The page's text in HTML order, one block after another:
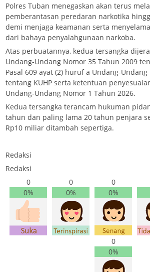
Polres Tuban menegaskan akan terus
pemberantasan peredaran narkotika
demi menjaga keamanan serta
dari bahaya penyalahgunaan narkoba.
Atas perbuatannya, kedua tersangka
Undang-Undang Nomor 35 Tahun 2009
Pasal 609 ayat (2) huruf a Undang-
tentang KUHP serta ketentuan
Undang-Undang Nomor 1 Tahun 2026.
Kedua tersangka terancam hukuman
tahun dan paling lama 20 tahun penjara
Rp10 miliar ditambah sepertiga.
Redaksi
Redaksi
0
0%
0
0%
0
0%
0
0%